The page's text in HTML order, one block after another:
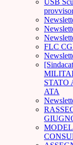
USB
FLC
STATO
ATA